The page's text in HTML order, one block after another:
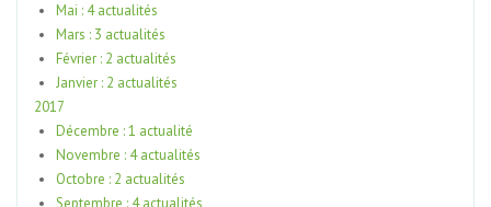
Mai : 4 actualités
Mars : 3 actualités
Février : 2 actualités
Janvier : 2 actualités
2017
Décembre : 1 actualité
Novembre : 4 actualités
Octobre : 2 actualités
Septembre : 4 actualités